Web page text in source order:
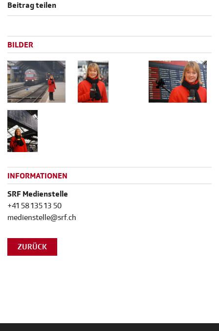
Beitrag teilen
BILDER
INFORMATIONEN
SRF Medienstelle
+41 58 135 13 50
medienstelle@srf.ch
ZURÜCK